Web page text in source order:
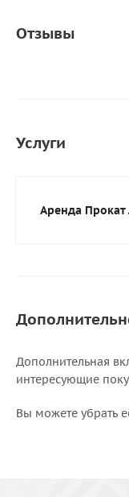
Отзывы
Услуги
Аренда
Дополнительная
интересующие
Вы можете убрать